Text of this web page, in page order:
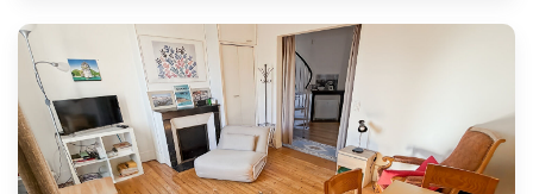
SOUS COMPROMIS